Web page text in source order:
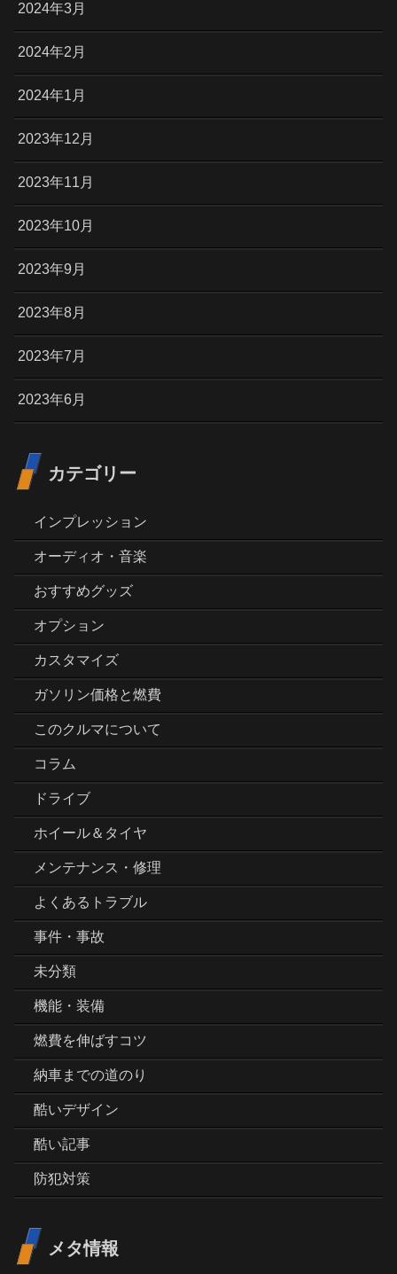
2024年3月
2024年2月
2024年1月
2023年12月
2023年11月
2023年10月
2023年9月
2023年8月
2023年7月
2023年6月
カテゴリー
インプレッション
オーディオ・音楽
おすすめグッズ
オプション
カスタマイズ
ガソリン価格と燃費
このクルマについて
コラム
ドライブ
ホイール＆タイヤ
メンテナンス・修理
よくあるトラブル
事件・事故
未分類
機能・装備
燃費を伸ばすコツ
納車までの道のり
酷いデザイン
酷い記事
防犯対策
メタ情報